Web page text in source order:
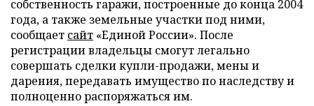
собственность гаражи, построенные до конца 2004
года, а также земельные участки под ними,
сообщает сайт «Единой России». После
регистрации владельцы смогут легально
совершать сделки купли-продажи, мены и
дарения, передавать имущество по наследству и
полноценно распоряжаться им.